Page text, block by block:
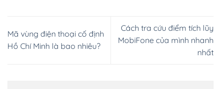
Mã vùng điện thoại cố định
Hồ Chí Minh là bao nhiêu?
Cách tra cứu điểm tích lũy
MobiFone của mình nhanh
nhất